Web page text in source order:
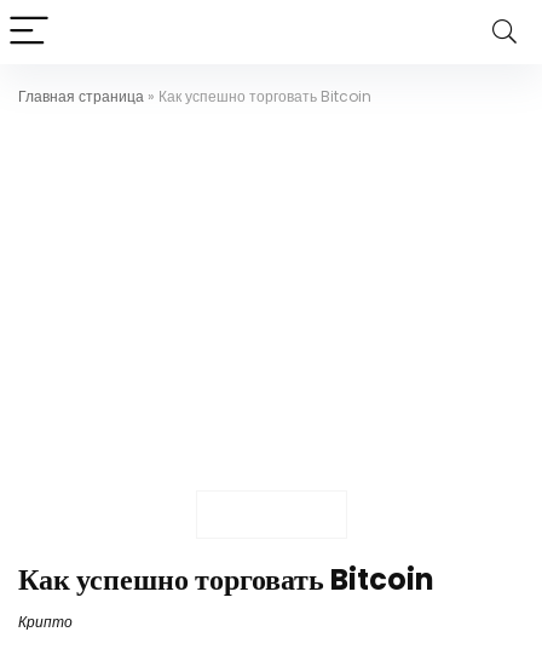
Главная страница » Как успешно торговать Bitcoin
Как успешно торговать Bitcoin
Крипто